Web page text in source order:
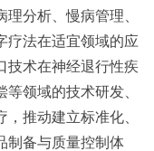
分析、慢病管理、
疗法在适宜领域的应
技术在神经退行性疾
领域的技术研发、
推动建立标准化、
制备与质量控制体